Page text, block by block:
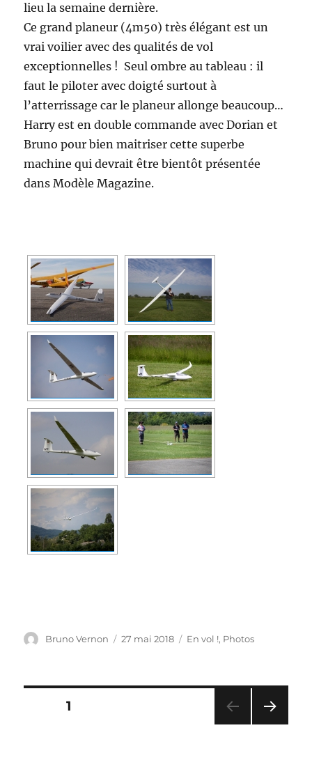
lieu la semaine dernière.
Ce grand planeur (4m50) très élégant est un
vrai voilier avec des qualités de vol
exceptionnelles ! Seul ombre au tableau : il
faut le piloter avec doigté surtout à
l’atterrissage car le planeur allonge beaucoup…
Harry est en double commande avec Dorian et
Bruno pour bien maitriser cette superbe
machine qui devrait être bientôt présentée
dans Modèle Magazine.
Auteur
Bruno Vernon
Publié
27 mai 2018 Catégories
En vol !, Photos
Navigation
PAGE1